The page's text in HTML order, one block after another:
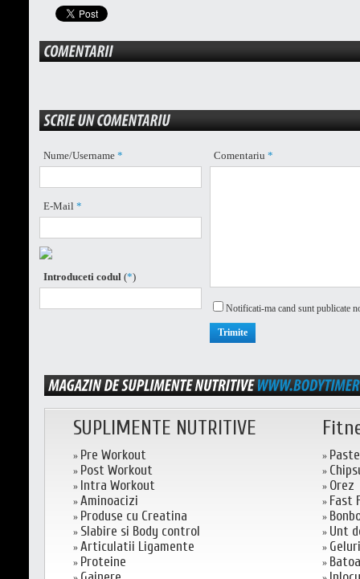
Nume/Username *
E-Mail *
Introduceti codul (*)
Comentariu *
Notificati-ma cand sunt publicate
SUPLIMENTE NUTRITIVE
» Pre Workout
» Post Workout
» Intra Workout
» Aminoacizi
» Produse cu Creatina
» Slabire si Body control
» Articulatii Ligamente
» Proteine
» Paste
»
» Orez
» Fast
»
» Unt
»
»